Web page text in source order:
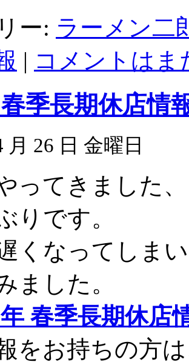
ー: ラーメン二
| コメントはま
春季長期休店情
月 26 日 金曜日
ってきました
りです。
くなってしま
ました。
春季長期休店
をお持ちの方